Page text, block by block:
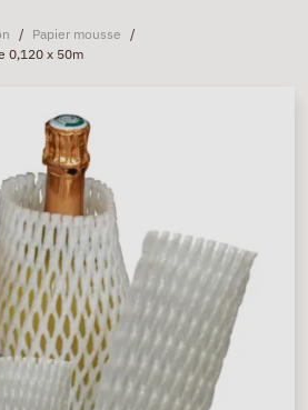
/ Papier mousse /
0,120 x 50m